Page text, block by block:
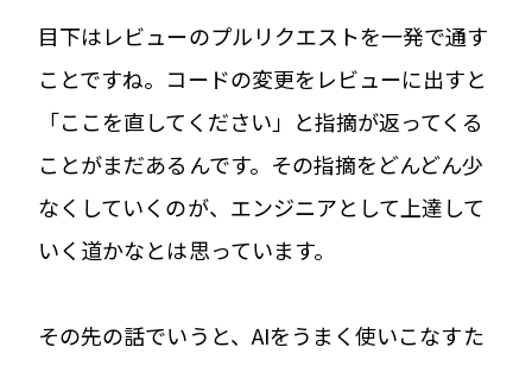
目下はレビューのプルリクエストを一発で通す
ことですね。コードの変更をレビューに出すと
「ここを直してください」と指摘が返ってくる
ことがまだあるんです。その指摘をどんどん少
なくしていくのが、エンジニアとして上達して
いく道かなとは思っています。
その先の話でいうと、AIをうまく使いこなすた